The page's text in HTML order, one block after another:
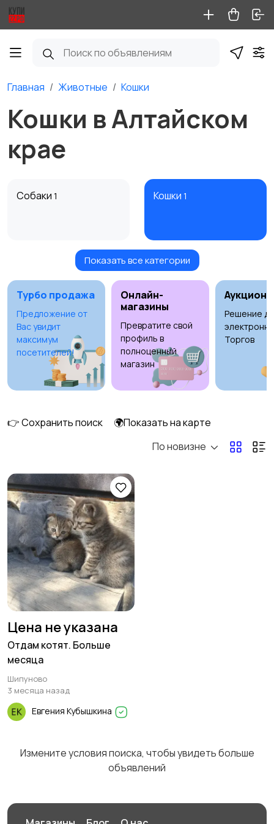
Главная Животные Кошки
Кошки в Алтайском
крае
Собаки 1 Кошки 1
Грызуны 1
Рыбки2 С/х животные 2
13
Аквариумистика
Показать все категории
Турбо продажа
Предложение от
Вас увидит
максимум
посетителей!
Онлайн-
магазины
Превратите свой
профиль в
полноценный
магазин
Аукционы
Решение
Торгов
👉 Сохранить поиск
🌍Показать на карте
По новизне
Цена не указана
Отдам котят. Больше
месяца
Шипуново
3 месяца назад
Евгения Кубышкина
Измените условия поиска, чтобы увидеть больше
объявлений